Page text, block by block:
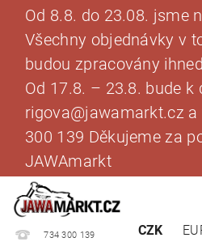
Od 8.8. do 23.08. jsme
Všechny objednávky v
budou zpracovány
Od 17.8. – 23.8. bude k
rigova@jawamarkt.cz a
300 139 Děkujeme za
JAWAmarkt
734 300 139 CZK